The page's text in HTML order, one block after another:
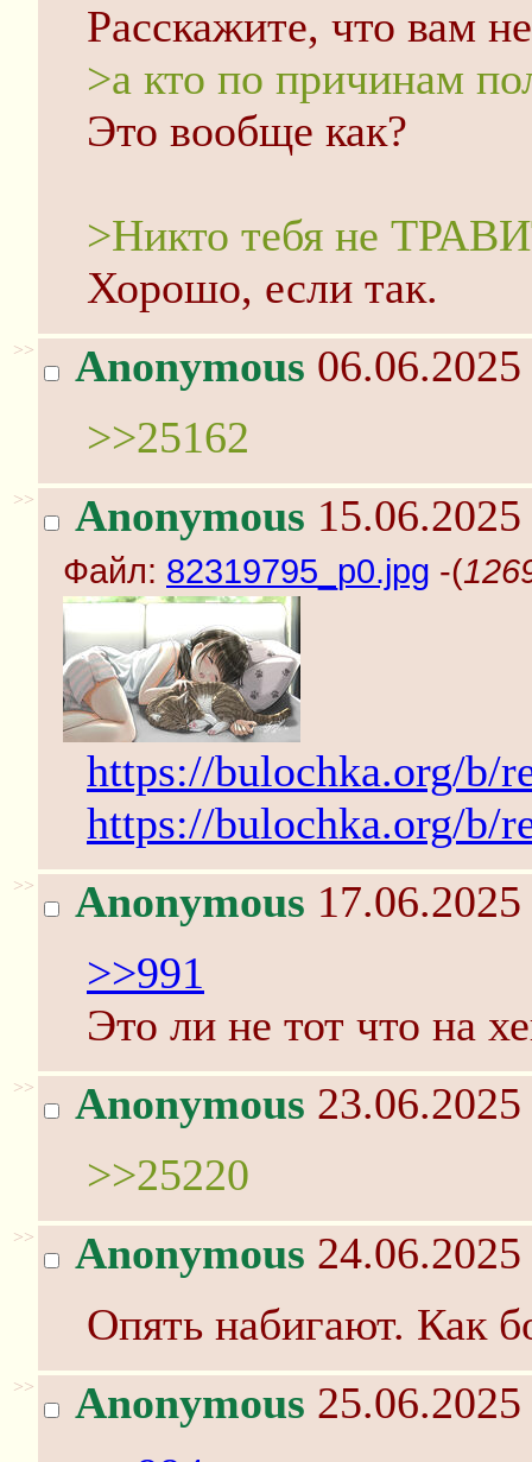
Расскажите, что вам
>а кто по причинам
Это вообще как?
>Никто тебя не
Хорошо, если так.
>> Anonymous
>>25162
>> Anonymous
Файл: 82319795_p0.jpg -(
https://bulochka.org/b/
https://bulochka.org/b/
>> Anonymous
>>991
Это ли не тот что на
>> Anonymous
>>25220
>> Anonymous
Опять набигают. Как
>> Anonymous